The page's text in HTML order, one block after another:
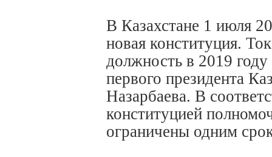
В Казахстане ​1 ​июля
новая конституция.
должность в 2019 году
первого ‌президента
Назарбаева. В
конституцией
ограничены одним